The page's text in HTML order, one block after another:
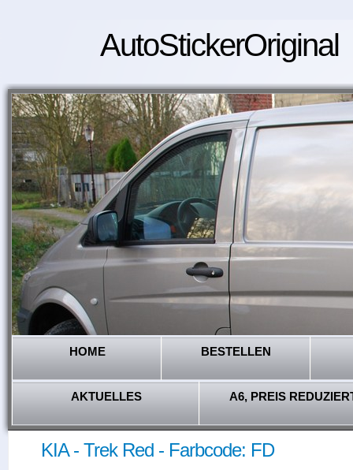
AutoStickerOriginal
HOME BESTELLEN
AKTUELLES A6, PREIS
KIA - Trek Red - Farbcode: FD